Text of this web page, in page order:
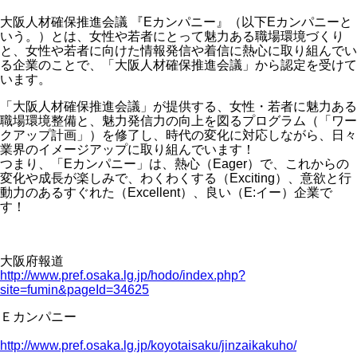
大阪人材確保推進会議 『Eカンパニー』（以下Eカンパニーと
いう。）とは、女性や若者にとって魅力ある職場環境づくり
と、女性や若者に向けた情報発信や着信に熱心に取り組んでい
る企業のことで、「大阪人材確保推進会議」から認定を受けて
います。
「大阪人材確保推進会議」が提供する、女性・若者に魅力ある
職場環境整備と、魅力発信力の向上を図るプログラム（「ワー
クアップ計画」）を修了し、時代の変化に対応しながら、日々
業界のイメージアップに取り組んでいます！
つまり、「Eカンパニー」は、熱心（Eager）で、これからの
変化や成長が楽しみで、わくわくする（Exciting）、意欲と行
動力のあるすぐれた（Excellent）、良い（E:イー）企業で
す！
大阪府報道
http://www.pref.osaka.lg.jp/hodo/index.php?
site=fumin&pageId=34625
Ｅカンパニー
http://www.pref.osaka.lg.jp/koyotaisaku/jinzaikakuho/